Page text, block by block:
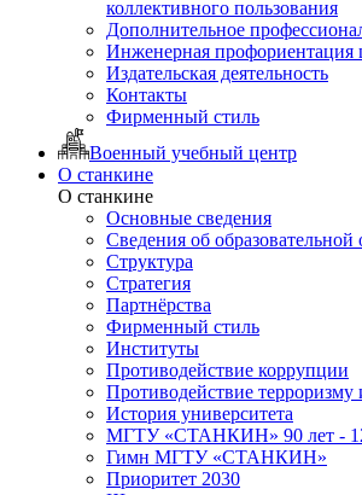
коллективного пользования
Дополнительное
Инженерная профориентация
Издательская деятельность
Контакты
Фирменный стиль
Военный учебный центр
О станкине
О станкине
Основные сведения
Сведения об образовательной
Структура
Стратегия
Партнёрства
Фирменный стиль
Институты
Противодействие коррупции
Противодействие терроризму
История университета
МГТУ «СТАНКИН» 90 лет -
Гимн МГТУ «СТАНКИН»
Приоритет 2030